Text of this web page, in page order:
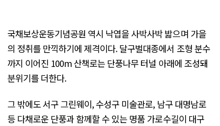
국채보상운동기념공원 역시 낙엽을 사박사박 밟으며 가을
의 정취를 만끽하기에 제격이다. 달구벌대종에서 조형 분수
까지 이어진 100m 산책로는 단풍나무 터널 아래에 조성돼
분위기를 더한다.
그 밖에도 서구 그린웨이, 수성구 미술관로, 남구 대명남로
등 다채로운 단풍과 함께할 수 있는 명품 가로수길이 대구